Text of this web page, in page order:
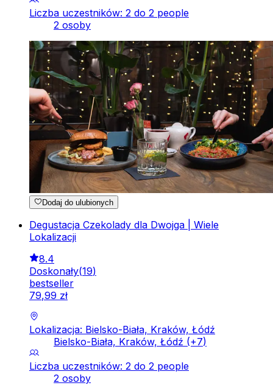
Liczba uczestników: 2 do 2 people
2 osoby
Dodaj do ulubionych
Degustacja Czekolady dla Dwojga | Wiele
Lokalizacji
8.4
Doskonały(19)
bestseller
79,99 zł
Lokalizacja: Bielsko-Biała, Kraków, Łódź
Bielsko-Biała, Kraków, Łódź (+7)
Liczba uczestników: 2 do 2 people
2 osoby